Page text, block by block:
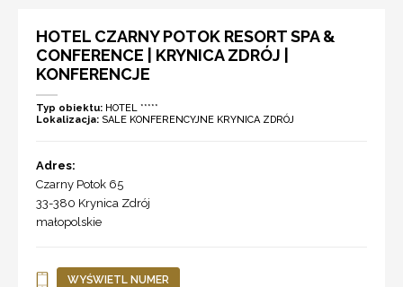
HOTEL CZARNY POTOK RESORT SPA &
CONFERENCE | KRYNICA ZDRÓJ |
KONFERENCJE
Typ obiektu: HOTEL *****
Lokalizacja: SALE KONFERENCYJNE KRYNICA ZDRÓJ
Adres:
Czarny Potok 65
33-380 Krynica Zdrój
małopolskie
WYŚWIETL NUMER